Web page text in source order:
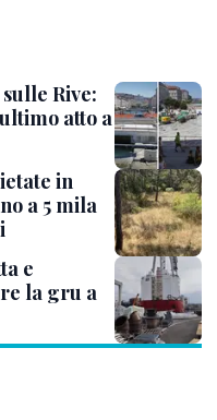
Rive:
atto a
in
a 5 mila
e
la gru a